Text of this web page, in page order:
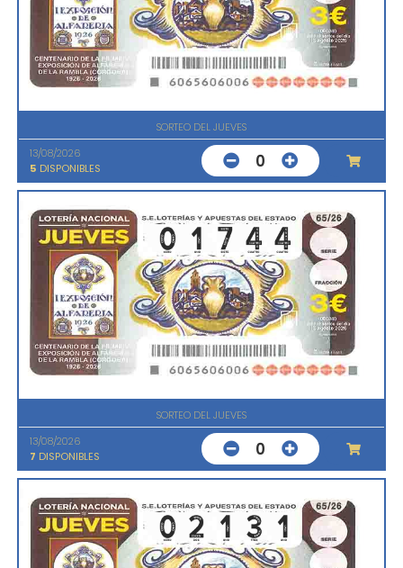
SORTEO DEL JUEVES
13/08/2026
5 DISPONIBLES 0
SORTEO DEL JUEVES
13/08/2026
7 DISPONIBLES 0